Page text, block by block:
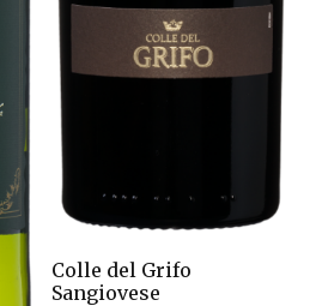
Colle del Grifo
Sangiovese